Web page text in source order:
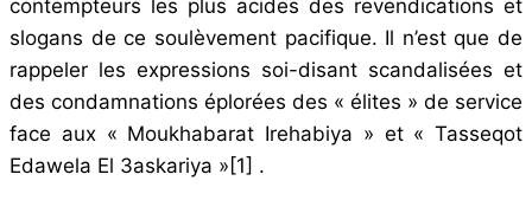
contempteurs les plus acides des revendications et
slogans de ce soulèvement pacifique. Il n’est que de
rappeler les expressions soi-disant scandalisées et
des condamnations éplorées des « élites » de service
face aux « Moukhabarat Irehabiya » et « Tasseqot
Edawela El 3askariya » [1] .